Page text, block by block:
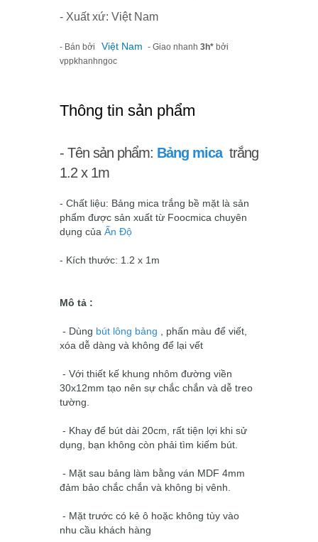
- Xuất xứ: Việt Nam
- Bán bởi Việt Nam - Giao nhanh 3h* bởi
vppkhanhngoc
Thông tin sản phẩm
- Tên sản phẩm: Bảng mica trắng
1.2 x 1m
- Chất liệu: Bảng mica trắng bề mặt là sản
phẩm được sản xuất từ Foocmica chuyên
dụng của Ấn Độ
- Kích thước: 1.2 x 1m
Mô tả :
- Dùng bút lông bảng , phấn màu để viết,
xóa dễ dàng và không để lại vết
- Với thiết kế khung nhôm đường viền
30x12mm tạo nên sự chắc chắn và dễ treo
tường.
- Khay để bút dài 20cm, rất tiện lợi khi sử
dụng, bạn không còn phải tìm kiếm bút.
- Mặt sau bảng làm bằng ván MDF 4mm
đảm bảo chắc chắn và không bị vênh.
- Mặt trước có kẻ ô hoặc không tùy vào
nhu cầu khách hàng